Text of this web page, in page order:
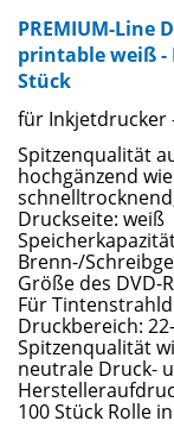
PREMIUM-Line
printable weiß -
Stück
für Inkjetdrucker
Spitzenqualität
hochgänzend
Druckseite: weiß
Brenn-/
Größe des DVD-
Für
Druckbereich:
Spitzenqualität
neutrale Druck-
100 Stück Rolle